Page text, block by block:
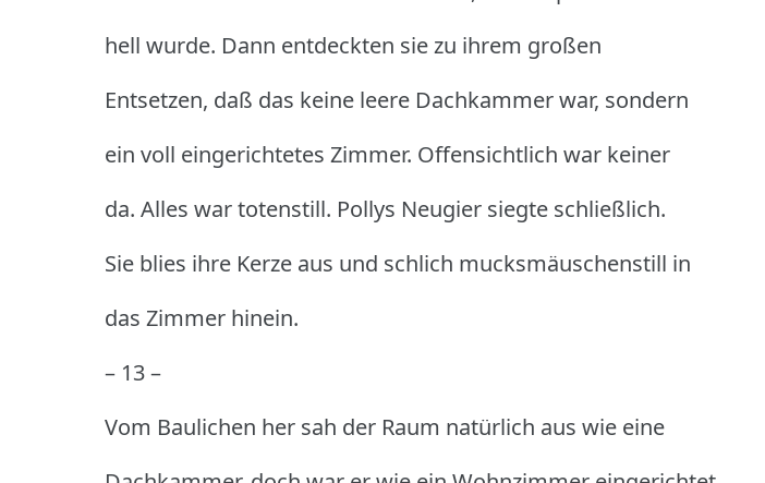
hell wurde. Dann entdeckten sie zu ihrem großen
Entsetzen, daß das keine leere Dachkammer war, sondern
ein voll eingerichtetes Zimmer. Offensichtlich war keiner
da. Alles war totenstill. Pollys Neugier siegte schließlich.
Sie blies ihre Kerze aus und schlich mucksmäuschenstill in
das Zimmer hinein.
– 13 –
Vom Baulichen her sah der Raum natürlich aus wie eine